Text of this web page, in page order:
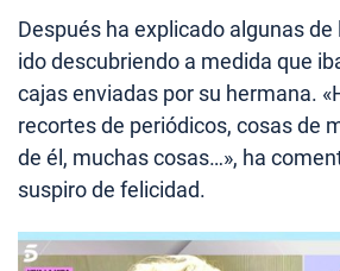
Después ha explicado algunas de
ido descubriendo a medida que
cajas enviadas por su hermana.
recortes de periódicos, cosas de
de él, muchas cosas…», ha
suspiro de felicidad.